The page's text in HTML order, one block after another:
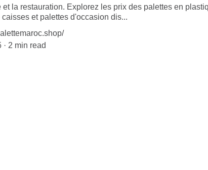
la restauration. Explorez les prix des palettes en
et palettes d'occasion dis...
2 min read